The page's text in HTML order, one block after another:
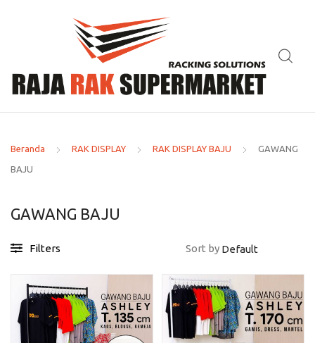
Beranda RAK DISPLAY RAK DISPLAY BAJU GAWANG
BAJU
GAWANG BAJU
Filters Sort by